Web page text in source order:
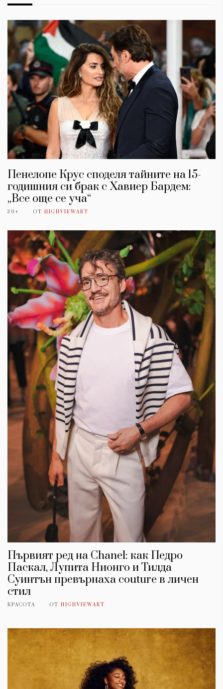
Пенелопе Крус споделя тайните на 15-
годишния си брак с Хавиер Бардем:
„Все още се уча“
30+ ОТ HIGHVIEWART
Първият ред на Chanel: как Педро
Паскал, Лупита Нионго и Тилда
Суинтън превърнаха couture в личен
стил
КРАСОТА ОТ HIGHVIEWART